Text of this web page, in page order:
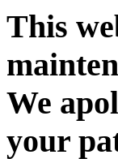
This
We
your